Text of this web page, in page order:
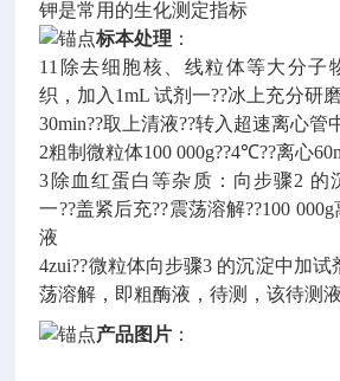
钾是常用的生化测定指标
标本处理 ：
11除去细胞核、线粒体等大分子
织，加入1mL 试剂一??冰上充分研
30min??取上清液??转入超速离心管
2粗制微粒体100 000g??4℃??离心
3除血红蛋白等杂质：向步骤2 的
一??盖紧后充??震荡溶解??100 000g
液
4zui??微粒体向步骤3 的沉淀中加试
荡溶解，即粗酶液，待测，该待测
产品图片 ：